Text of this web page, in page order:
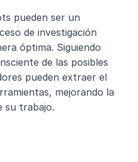
pueden ser un
de investigación
óptima. Siguiendo
de las posibles
pueden extraer el
mejorando la
su trabajo.